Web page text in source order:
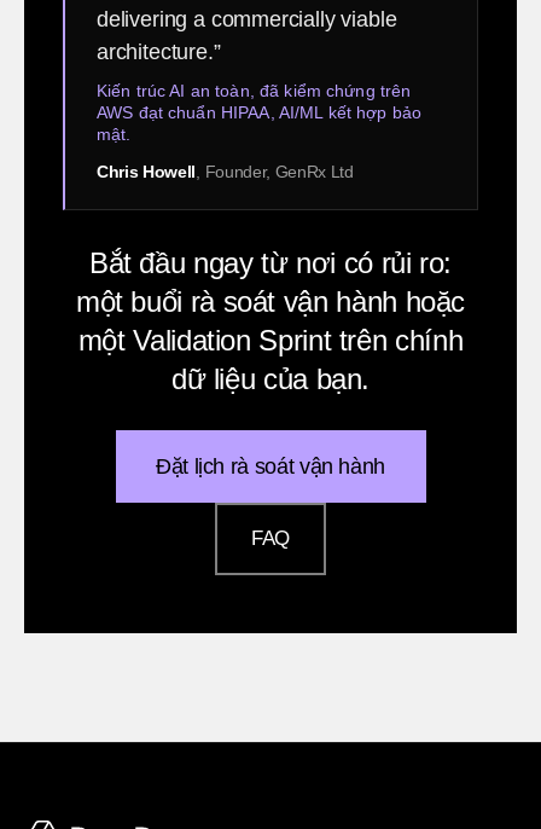
delivering a commercially viable
architecture.”
Kiến trúc AI an toàn, đã kiểm chứng trên
AWS đạt chuẩn HIPAA, AI/ML kết hợp bảo
mật.
Chris Howell , Founder, GenRx Ltd
Bắt đầu ngay từ nơi có rủi ro:
một buổi rà soát vận hành hoặc
một Validation Sprint trên chính
dữ liệu của bạn.
Đặt lịch rà soát vận hành
FAQ